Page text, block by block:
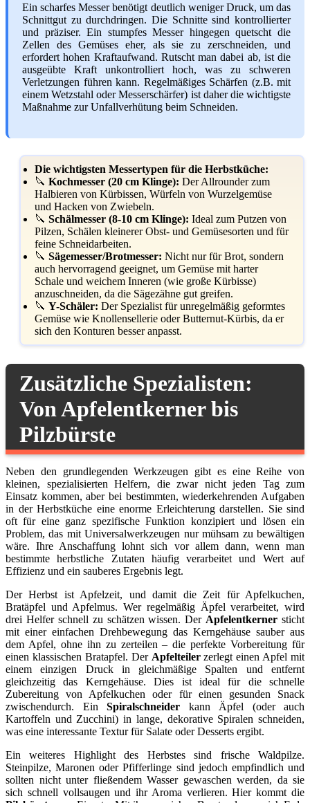
Ein scharfes Messer benötigt deutlich weniger Druck, um das
Schnittgut zu durchdringen. Die Schnitte sind kontrollierter
und präziser. Ein stumpfes Messer hingegen quetscht die
Zellen des Gemüses eher, als sie zu zerschneiden, und
erfordert hohen Kraftaufwand. Rutscht man dabei ab, ist die
ausgeübte Kraft unkontrolliert hoch, was zu schweren
Verletzungen führen kann. Regelmäßiges Schärfen (z.B. mit
einem Wetzstahl oder Messerschärfer) ist daher die wichtigste
Maßnahme zur Unfallverhütung beim Schneiden.
Die wichtigsten Messertypen für die Herbstküche:
🔪 Kochmesser (20 cm Klinge): Der Allrounder zum
Halbieren von Kürbissen, Würfeln von Wurzelgemüse
und Hacken von Zwiebeln.
🔪 Schälmesser (8-10 cm Klinge): Ideal zum Putzen von
Pilzen, Schälen kleinerer Obst- und Gemüsesorten und für
feine Schneidarbeiten.
🔪 Sägemesser/Brotmesser: Nicht nur für Brot, sondern
auch hervorragend geeignet, um Gemüse mit harter
Schale und weichem Inneren (wie große Kürbisse)
anzuschneiden, da die Sägezähne gut greifen.
🔪 Y-Schäler: Der Spezialist für unregelmäßig geformtes
Gemüse wie Knollensellerie oder Butternut-Kürbis, da er
sich den Konturen besser anpasst.
Zusätzliche Spezialisten:
Von Apfelentkerner bis
Pilzbürste
Neben den grundlegenden Werkzeugen gibt es eine Reihe von
kleinen, spezialisierten Helfern, die zwar nicht jeden Tag zum
Einsatz kommen, aber bei bestimmten, wiederkehrenden Aufgaben
in der Herbstküche eine enorme Erleichterung darstellen. Sie sind
oft für eine ganz spezifische Funktion konzipiert und lösen ein
Problem, das mit Universalwerkzeugen nur mühsam zu bewältigen
wäre. Ihre Anschaffung lohnt sich vor allem dann, wenn man
bestimmte herbstliche Zutaten häufig verarbeitet und Wert auf
Effizienz und ein sauberes Ergebnis legt.
Der Herbst ist Apfelzeit, und damit die Zeit für Apfelkuchen,
Bratäpfel und Apfelmus. Wer regelmäßig Äpfel verarbeitet, wird
drei Helfer schnell zu schätzen wissen. Der Apfelentkerner sticht
mit einer einfachen Drehbewegung das Kerngehäuse sauber aus
dem Apfel, ohne ihn zu zerteilen – die perfekte Vorbereitung für
einen klassischen Bratapfel. Der Apfelteilerzerlegt einen Apfel mit
einem einzigen Druck in gleichmäßige Spalten und entfernt
gleichzeitig das Kerngehäuse. Dies ist ideal für die schnelle
Zubereitung von Apfelkuchen oder für einen gesunden Snack
zwischendurch. Ein Spiralschneider kann Äpfel (oder auch
Kartoffeln und Zucchini) in lange, dekorative Spiralen schneiden,
was eine interessante Textur für Salate oder Desserts ergibt.
Ein weiteres Highlight des Herbstes sind frische Waldpilze.
Steinpilze, Maronen oder Pfifferlinge sind jedoch empfindlich und
sollten nicht unter fließendem Wasser gewaschen werden, da sie
sich schnell vollsaugen und ihr Aroma verlieren. Hier kommt die